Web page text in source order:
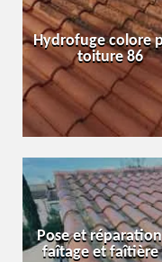
Hydrofuge colore
toiture 86
Pose et
faîtage et faîtière